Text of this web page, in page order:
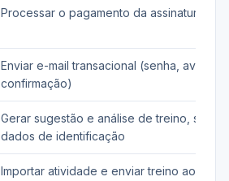
Processar o pagamento da assinatura
Enviar e-mail transacional (senha, avisos,
confirmação)
Gerar sugestão e análise de treino, sem
dados de identificação
Importar atividade e enviar treino ao